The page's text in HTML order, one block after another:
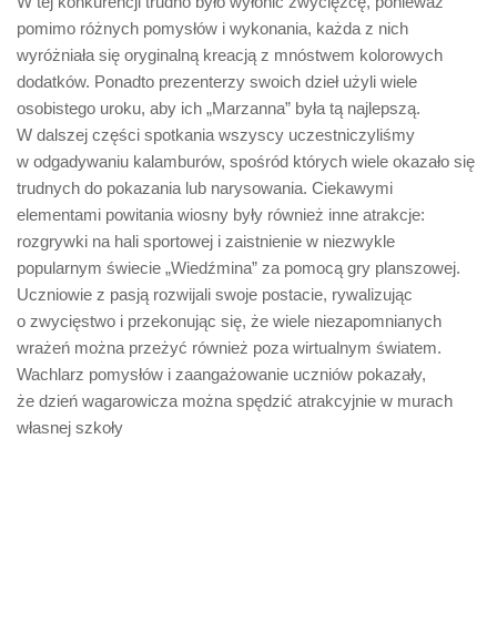
pomimo różnych pomysłów i wykonania, każda z nich
wyróżniała się oryginalną kreacją z mnóstwem kolorowych
dodatków. Ponadto prezenterzy swoich dzieł użyli wiele
osobistego uroku, aby ich „Marzanna” była tą najlepszą.
W dalszej części spotkania wszyscy uczestniczyliśmy
w odgadywaniu kalamburów, spośród których wiele okazało się
trudnych do pokazania lub narysowania. Ciekawymi
elementami powitania wiosny były również inne atrakcje:
rozgrywki na hali sportowej i zaistnienie w niezwykle
popularnym świecie „Wiedźmina” za pomocą gry planszowej.
Uczniowie z pasją rozwijali swoje postacie, rywalizując
o zwycięstwo i przekonując się, że wiele niezapomnianych
wrażeń można przeżyć również poza wirtualnym światem.
Wachlarz pomysłów i zaangażowanie uczniów pokazały,
że dzień wagarowicza można spędzić atrakcyjnie w murach
własnej szkoły